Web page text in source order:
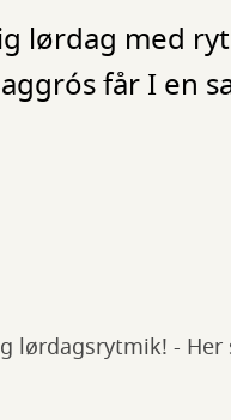
lørdag med
får I en
- Her